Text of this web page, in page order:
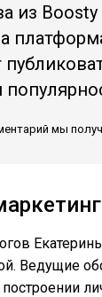
из
мы
Ведущие